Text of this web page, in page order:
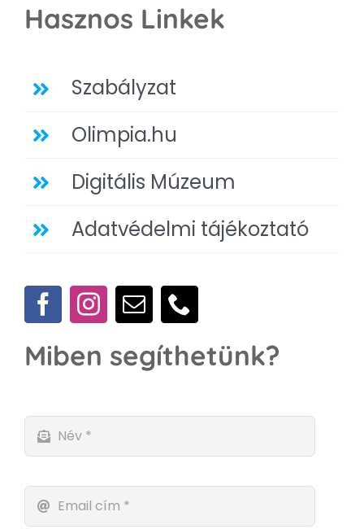
Hasznos Linkek
Szabályzat
Olimpia.hu
Digitális Múzeum
Adatvédelmi tájékoztató
Miben segíthetünk?